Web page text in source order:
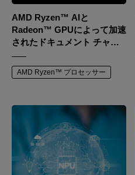
AMD Ryzen™ AIと
Radeon™ GPUによって加速
されたドキュメント チャッ
トで、強力なAIアシスタント
を手に入れましょう
AMD Ryzen™ プロセッサー